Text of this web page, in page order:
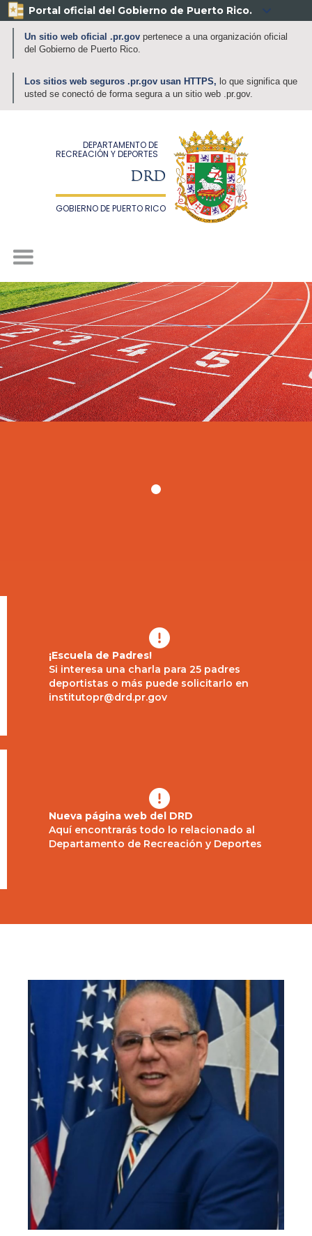
Portal oficial del Gobierno de Puerto Rico. 
Un sitio web oficial .pr.govpertenece a una organización oficial
del Gobierno de Puerto Rico.
Los sitios web seguros .pr.gov usan HTTPS, lo que significa que
usted se conectó de forma segura a un sitio web .pr.gov.
DEPARTAMENTO DE
RECREACIÓN Y DEPORTES
DRD
GOBIERNO DE PUERTO RICO

¡Escuela de Padres!
Si interesa una charla para 25 padres
deportistas o más puede solicitarlo en
institutopr@drd.pr.gov

Nueva página web del DRD
Aquí encontrarás todo lo relacionado al
Departamento de Recreación y Deportes